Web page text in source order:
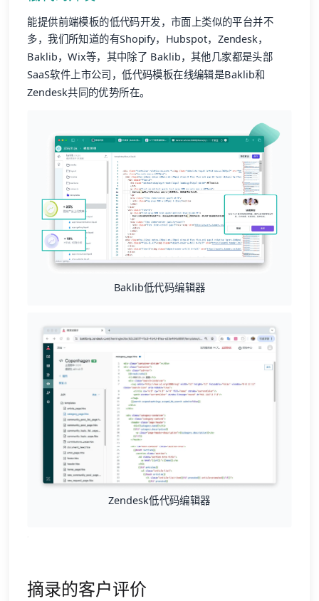
能提供前端模板的低代码开发，市面上类似的平台并不
多，我们所知道的有Shopify，Hubspot，Zendesk，
Baklib，Wix等，其中除了 Baklib，其他几家都是头部
SaaS软件上市公司，低代码模板在线编辑是Baklib和
Zendesk共同的优势所在。
Baklib低代码编辑器
Zendesk低代码编辑器
摘录的客户评价